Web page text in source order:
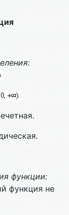
функции:
функция не